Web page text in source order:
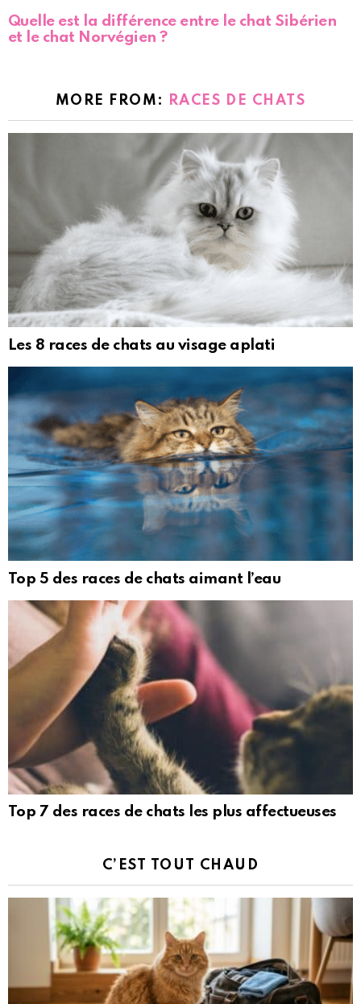
Quelle est la différence entre le chat Sibérien
et le chat Norvégien ?
MORE FROM: RACES DE CHATS
Les 8 races de chats au visage aplati
Top 5 des races de chats aimant l’eau
Top 7 des races de chats les plus affectueuses
C’EST TOUT CHAUD